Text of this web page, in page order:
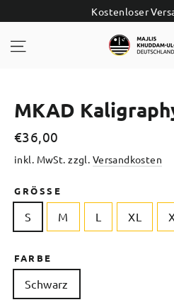
Inhalt
Kostenloser
Seitennavigation
MKAD
Normaler
Preis
€36,00
inkl. MwSt. zzgl. Versandkosten
GRÖSSE
S M L XL
FARBE
Schwarz